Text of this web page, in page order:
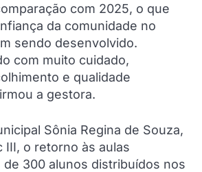
com 2025, o que
da comunidade no
sendo desenvolvido.
com muito cuidado,
e qualidade
a gestora.
Sônia Regina de Souza,
III, o retorno às aulas
de 300 alunos distribuídos nos